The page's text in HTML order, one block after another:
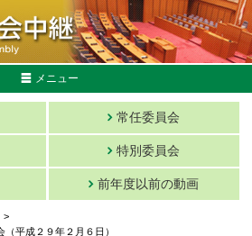
メニュー
常任委員会
特別委員会
前年度以前の動画
>
平成２９年２月６日）